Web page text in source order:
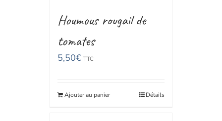
Houmous rougail de
tomates
5,50€ TTC
Ajouter au panier Détails